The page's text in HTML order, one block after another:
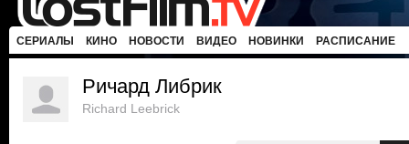
СЕРИАЛЫ КИНО НОВОСТИ ВИДЕО НОВИНКИ РАСПИСАНИЕ
Ричард Либрик
Richard Leebrick